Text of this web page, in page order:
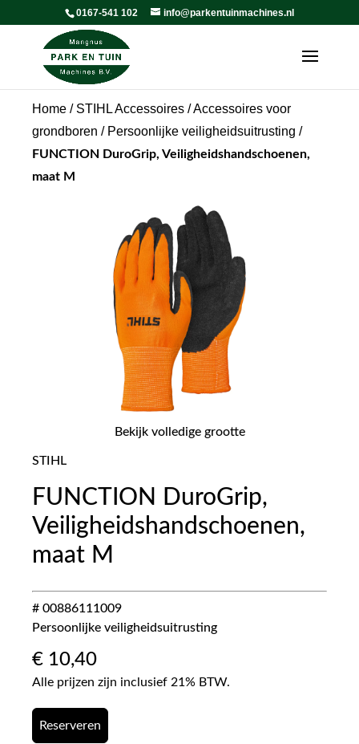
0167-541 102 info@parkentuinmachines.nl
Home / STIHL Accessoires /Accessoires voor
grondboren / Persoonlijke veiligheidsuitrusting /
FUNCTION DuroGrip, Veiligheidshandschoenen,
maat M
Bekijk volledige grootte
STIHL
FUNCTION DuroGrip,
Veiligheidshandschoenen,
maat M
# 00886111009
Persoonlijke veiligheidsuitrusting
€ 10,40
Alle prijzen zijn inclusief 21% BTW.
Reserveren